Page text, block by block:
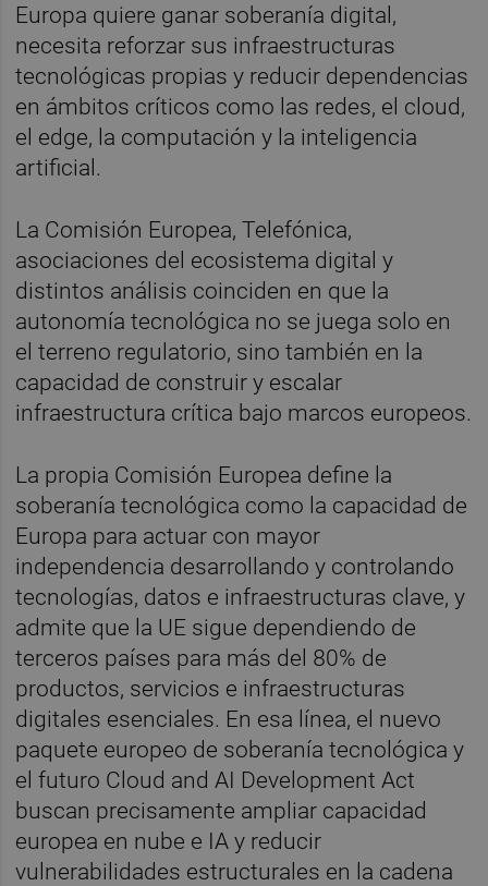
Europa quiere ganar soberanía digital,
necesita reforzar sus infraestructuras
tecnológicas propias y reducir dependencias
en ámbitos críticos como las redes, el cloud,
el edge, la computación y la inteligencia
artificial.
La Comisión Europea, Telefónica,
asociaciones del ecosistema digital y
distintos análisis coinciden en que la
autonomía tecnológica no se juega solo en
el terreno regulatorio, sino también en la
capacidad de construir y escalar
infraestructura crítica bajo marcos europeos.
La propia Comisión Europea define la
soberanía tecnológica como la capacidad de
Europa para actuar con mayor
independencia desarrollando y controlando
tecnologías, datos e infraestructuras clave, y
admite que la UE sigue dependiendo de
terceros países para más del 80% de
productos, servicios e infraestructuras
digitales esenciales. En esa línea, el nuevo
paquete europeo de soberanía tecnológica y
el futuro Cloud and AI Development Act
buscan precisamente ampliar capacidad
europea en nube e IA y reducir
vulnerabilidades estructurales en la cadena